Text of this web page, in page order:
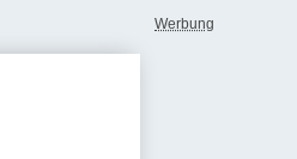
Werbung